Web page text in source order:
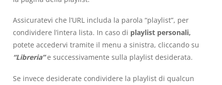
Assicuratevi che l’URL includa la parola “playlist”, per
condividere l’intera lista. In caso di playlist personali,
potete accedervi tramite il menu a sinistra, cliccando su
“Libreria”e successivamente sulla playlist desiderata.
Se invece desiderate condividere la playlist di qualcun